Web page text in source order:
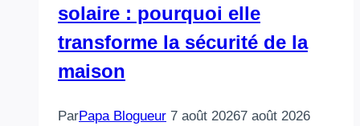
solaire : pourquoi elle
transforme la sécurité de la
maison
ParPapa Blogueur 7 août 20267 août 2026